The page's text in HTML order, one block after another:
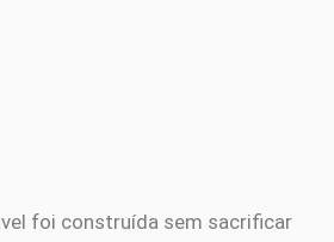
foi construída sem sacrificar